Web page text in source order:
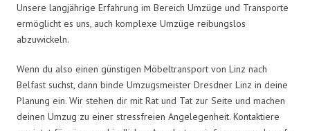
Unsere langjährige Erfahrung im Bereich Umzüge und Transporte
ermöglicht es uns, auch komplexe Umzüge reibungslos
abzuwickeln.
Wenn du also einen günstigen Möbeltransport von Linz nach
Belfast suchst, dann binde Umzugsmeister Dresdner Linz in deine
Planung ein. Wir stehen dir mit Rat und Tat zur Seite und machen
deinen Umzug zu einer stressfreien Angelegenheit. Kontaktiere